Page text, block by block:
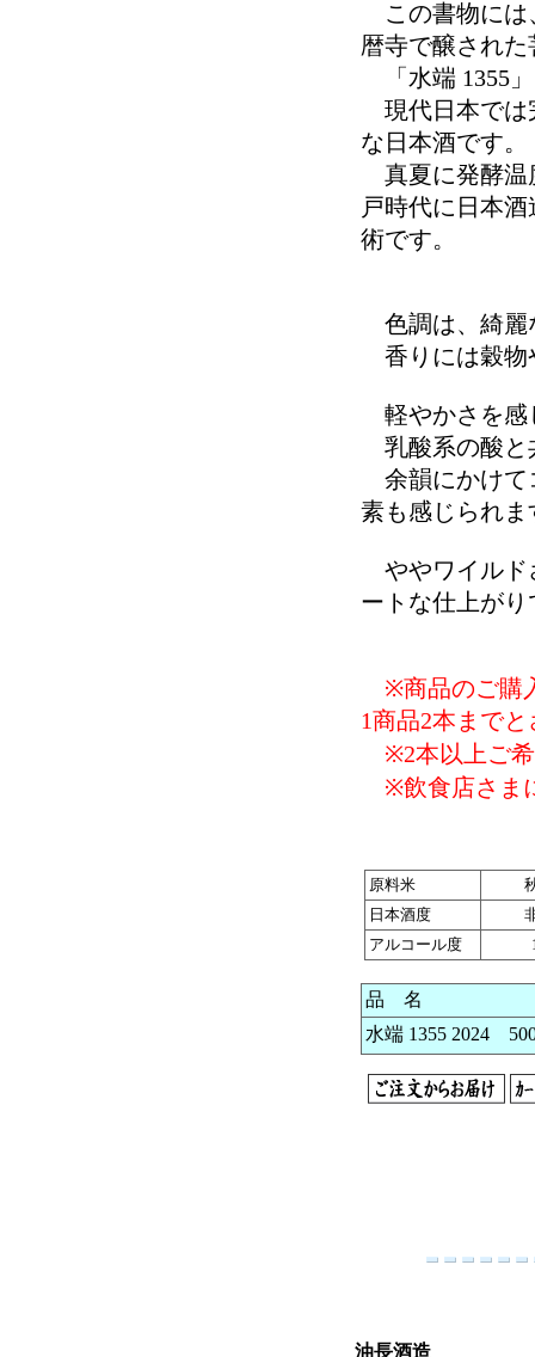
この書物には
暦寺で醸され
「水端 1355
現代日本では
な日本酒です。
真夏に発酵温
戸時代に日本
術です。
色調は、綺麗
香りには穀物
軽やかさを感
乳酸系の酸と
余韻にかけて
素も感じられま
ややワイルド
ートな仕上が
※商品のご購
1商品2本まで
※2本以上ご希
※飲食店さま
原料米
日本酒度
アルコール度
品 名
水端 1355 2024
油長酒造